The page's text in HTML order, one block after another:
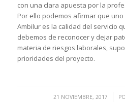
con una clara apuesta por la
Por ello podemos afirmar que
Ambilur es la calidad del servicio
debemos de reconocer y dejar
materia de riesgos laborales,
prioridades del proyecto.
21 NOVIEMBRE, 2017
/